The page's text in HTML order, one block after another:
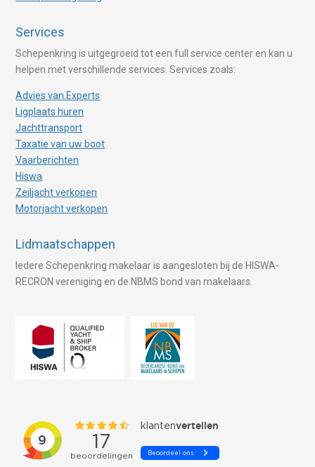
Services
Schepenkring is uitgegroeid tot een full service center en kan u
helpen met verschillende services. Services zoals:
Advies van Experts
Ligplaats huren
Jachttransport
Taxatie van uw boot
Vaarberichten
Hiswa
Zeiljacht verkopen
Motorjacht verkopen
Lidmaatschappen
Iedere Schepenkring makelaar is aangesloten bij de HISWA-
RECRON vereniging en de NBMS bond van makelaars.